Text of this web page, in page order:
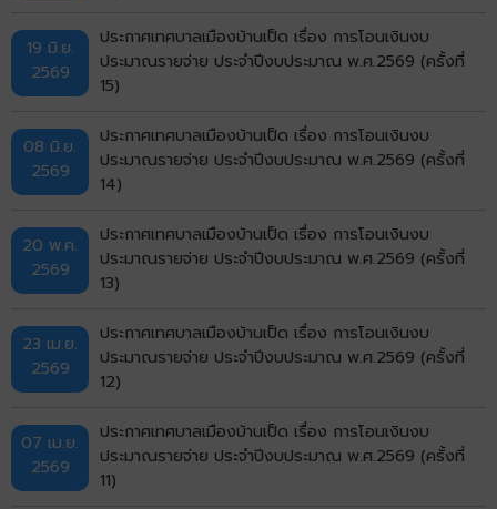
19 มิ.ย.
2569
ประกาศเทศบาลเมืองบ้านเป็ด เรื่อง การโอนเงินงบ
ประมาณรายจ่าย ประจำปีงบประมาณ พ.ศ.2569 (ครั้งที่
15)
08 มิ.ย.
2569
ประกาศเทศบาลเมืองบ้านเป็ด เรื่อง การโอนเงินงบ
ประมาณรายจ่าย ประจำปีงบประมาณ พ.ศ.2569 (ครั้งที่
14)
20 พ.ค.
2569
ประกาศเทศบาลเมืองบ้านเป็ด เรื่อง การโอนเงินงบ
ประมาณรายจ่าย ประจำปีงบประมาณ พ.ศ.2569 (ครั้งที่
13)
23 เม.ย.
2569
ประกาศเทศบาลเมืองบ้านเป็ด เรื่อง การโอนเงินงบ
ประมาณรายจ่าย ประจำปีงบประมาณ พ.ศ.2569 (ครั้งที่
12)
07 เม.ย.
2569
ประกาศเทศบาลเมืองบ้านเป็ด เรื่อง การโอนเงินงบ
ประมาณรายจ่าย ประจำปีงบประมาณ พ.ศ.2569 (ครั้งที่
11)